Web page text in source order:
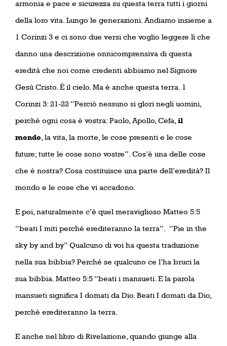
armonia e pace e sicurezza su questa terra tutti i giorni
della loro vita. Lungo le generazioni. Andiamo insieme a
1 Corinzi 3 e ci sono due versi che voglio leggere lì che
danno una descrizione onnicomprensiva di questa
eredità che noi come credenti abbiamo nel Signore
Gesù Cristo. È il cielo. Ma è anche questa terra. 1
Corinzi 3: 21-22 “Perciò nessuno si glori negli uomini,
perché ogni cosa è vostra: Paolo, Apollo, Cefa, il
mondo , la vita, la morte, le cose presenti e le cose
future; tutte le cose sono vostre”. Cos’è una delle cose
che è nostra? Cosa costituisce una parte dell’eredità? Il
mondo e le cose che vi accadono.
E poi, naturalmente c’è quel meraviglioso Matteo 5:5
“beati I miti perché erediteranno la terra”.
“Pie in the
sky by and by” Qualcuno di voi ha questa traduzione
nella sua bibbia? Perché se qualcuno ce l’ha bruci la
sua bibbia. Matteo 5:5 “beati i mansueti. E la parola
mansueti significa I domati da Dio. Beati I domati da Dio,
perchè erediteranno la terra.
E anche nel libro di Rivelazione, quando giunge alla